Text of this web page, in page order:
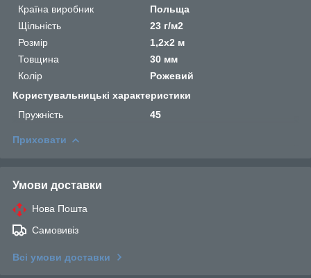
Країна виробник
Польща
Щільність
23 г/м2
Розмір
1,2х2 м
Товщина
30 мм
Колір
Рожевий
Користувальницькі характеристики
Пружність
45
Приховати
Умови доставки
Нова Пошта
Самовивіз
Всі умови доставки